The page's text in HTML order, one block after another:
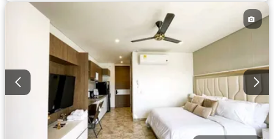
Terraza
Zonas verdes
Completamente amoblado